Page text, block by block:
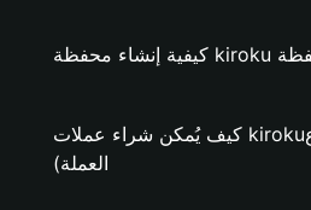
كيف يُمكن شراء عملات kiroku؟ (فقط لمشروع
العملة)